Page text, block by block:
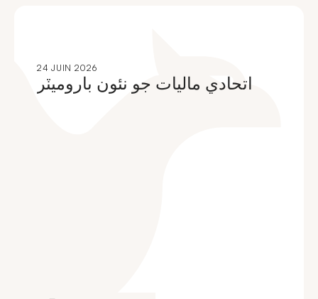
24 JUIN 2026
اتحادي ماليات جو نئون باروميٽر